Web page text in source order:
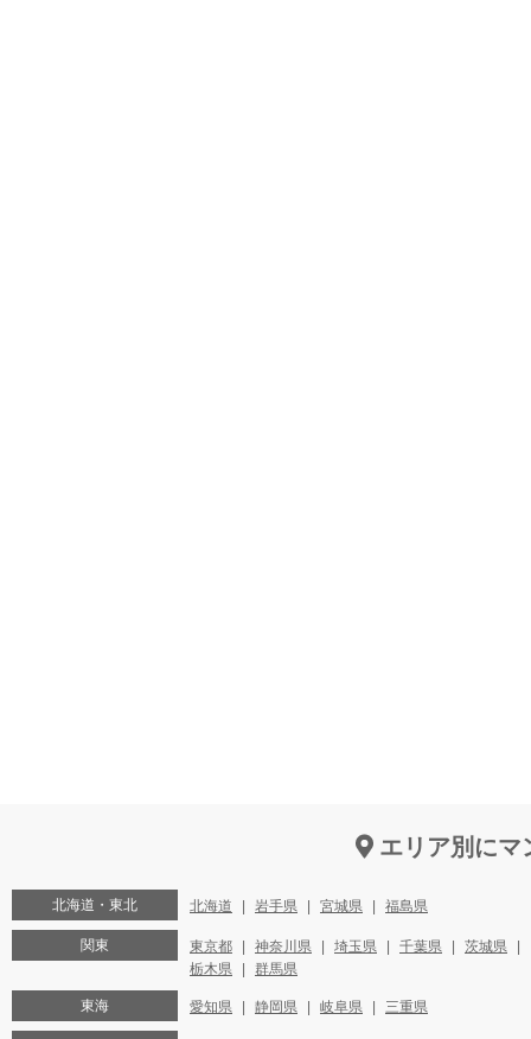
エリア別にマ
北海道・東北 北海道 岩手県 宮城県 福島県
関東 東京都 神奈川県 埼玉県 千葉県
茨城県
栃木県
群馬県
東海 愛知県 静岡県 岐阜県 三重県